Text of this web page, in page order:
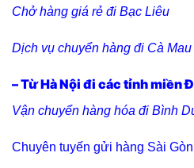
Chở hàng giá rẻ đi Bạc Liêu
Dịch vụ chuyển hàng đi Cà Mau
– Từ Hà Nội đi các tỉnh miền
Vận chuyển hàng hóa đi Bình
Chuyên tuyến gửi hàng Sài